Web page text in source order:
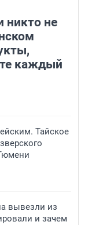
никто не
каждый
Тайское
вывезли из
и зачем